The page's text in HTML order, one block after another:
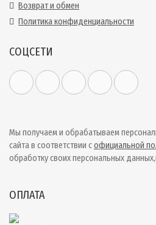
Возврат и обмен
Политика конфиденциальности
СОЦСЕТИ
Мы получаем и обрабатываем
сайта в соответствии софициальной
обработку своих персональных
ОПЛАТА